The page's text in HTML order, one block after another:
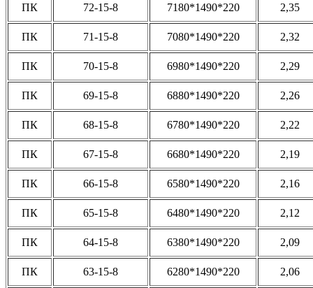
ПК 72-15-8 7180*1490*220 2,35
ПК 71-15-8 7080*1490*220 2,32
ПК 70-15-8 6980*1490*220 2,29
ПК 69-15-8 6880*1490*220 2,26
ПК 68-15-8 6780*1490*220 2,22
ПК 67-15-8 6680*1490*220 2,19
ПК 66-15-8 6580*1490*220 2,16
ПК 65-15-8 6480*1490*220 2,12
ПК 64-15-8 6380*1490*220 2,09
ПК 63-15-8 6280*1490*220 2,06